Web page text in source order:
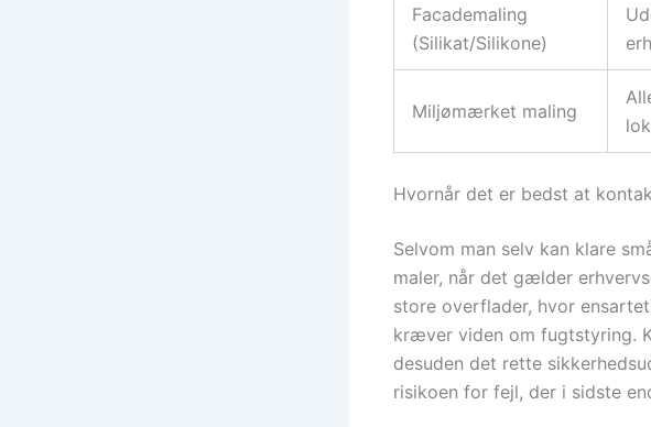
Facademaling
(Silikat/Silikone)
Miljømærket maling
Hvornår det er bedst at
Selvom man selv kan klare
maler, når det gælder
store overflader, hvor
kræver viden om fugtstyring.
desuden det rette
risikoen for fejl, der i sidste